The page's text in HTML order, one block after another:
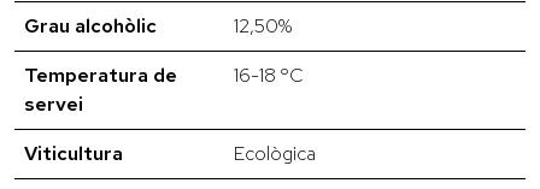
Grau alcohòlic
12,50%
Temperatura de
servei
16-18 ºC
Viticultura
Ecològica